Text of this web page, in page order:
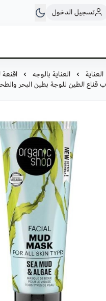
تسجيل الدخول
العناية العناية بالوجه
اقنعة
الطين للوجة بطين البحر والطحالب